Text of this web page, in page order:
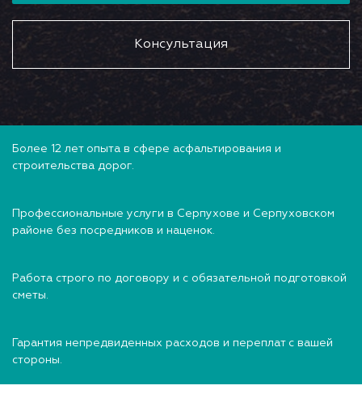
Консультация
Более 12 лет опыта в сфере асфальтирования и
строительства дорог.
Профессиональные услуги в Серпухове и Серпуховском
районе без посредников и наценок.
Работа строго по договору и с обязательной подготовкой
сметы.
Гарантия непредвиденных расходов и переплат с вашей
стороны.